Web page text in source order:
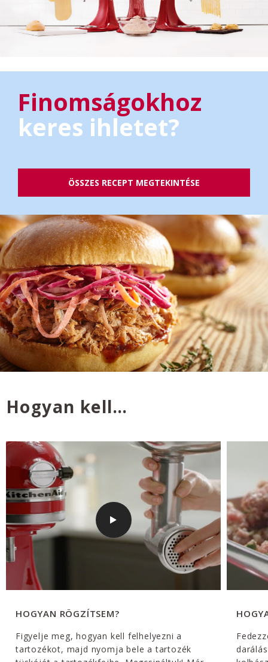
Finomságokhoz
keres ihletet?
ÖSSZES RECEPT MEGTEKINTÉSE
Hogyan kell…
HOGYAN RÖGZÍTSEM?
Figyelje meg, hogyan kell felhelyezni a
tartozékot, majd nyomja bele a tartozék